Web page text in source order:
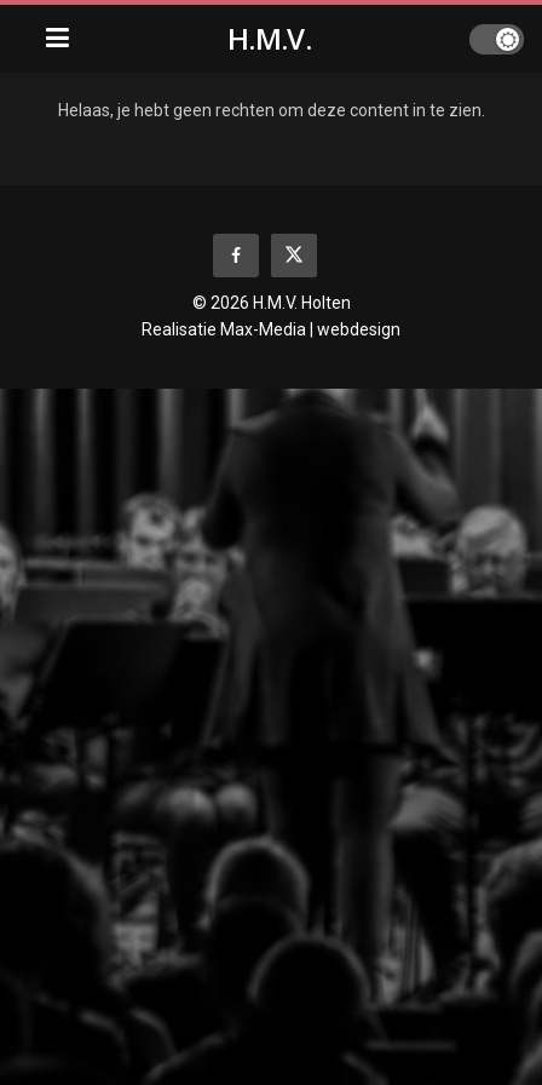
H.M.V.
Helaas, je hebt geen rechten om deze content in te zien.
© 2026 H.M.V. Holten
Realisatie Max-Media | webdesign